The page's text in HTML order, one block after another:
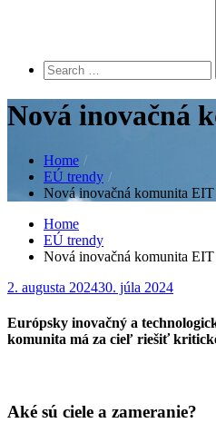
Nová inovačná
Home
EÚ trendy
Nová inovačná komunita EIT
Home
EÚ trendy
Nová inovačná komunita EIT
Posted
2. augusta 202430. júla 2024
Európsky inovačný a
komunita má za cieľ riešiť
Aké sú ciele a zameranie?